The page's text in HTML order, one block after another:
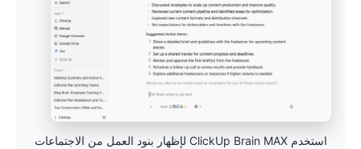
استخدم ClickUp Brain MAX لإظهار بنود العمل من الاجتماعات